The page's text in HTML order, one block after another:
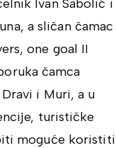
Ivan Sabolić i
a sličan čamac
one goal II
čamca
i Muri, a u
turističke
moguće koristiti